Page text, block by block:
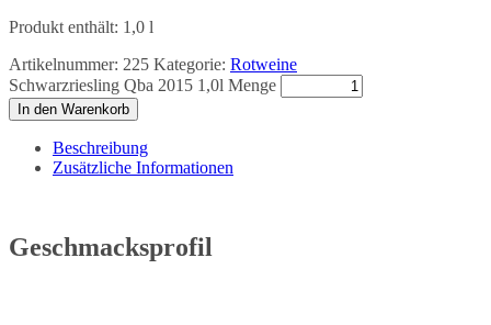
Produkt enthält: 1,0 l
Artikelnummer: 225 Kategorie: Rotweine
Schwarzriesling Qba 2015 1,0l Menge
In den Warenkorb
Beschreibung
Zusätzliche Informationen
Geschmacksprofil